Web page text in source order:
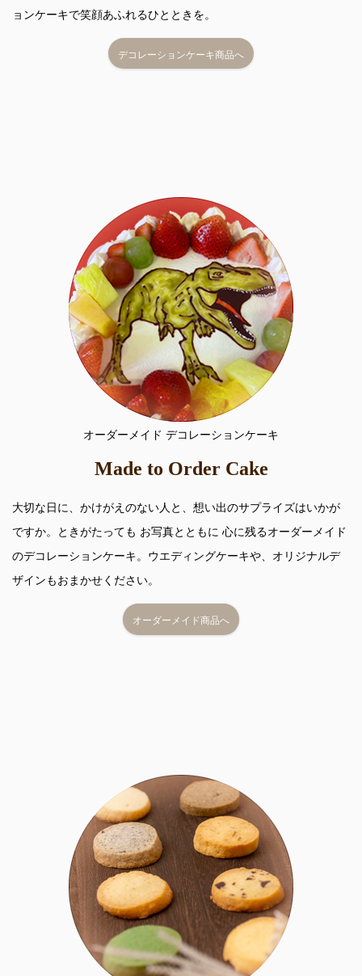
ョンケーキで笑顔あふれるひとときを。
デコレーションケーキ商品へ
オーダーメイド デコレーションケーキ
Made to Order Cake
大切な日に、かけがえのない人と、想い出のサプライズはいかが
ですか。ときがたっても お写真とともに 心に残るオーダーメイド
のデコレーションケーキ。ウエディングケーキや、オリジナルデ
ザインもおまかせください。
オーダーメイド商品へ